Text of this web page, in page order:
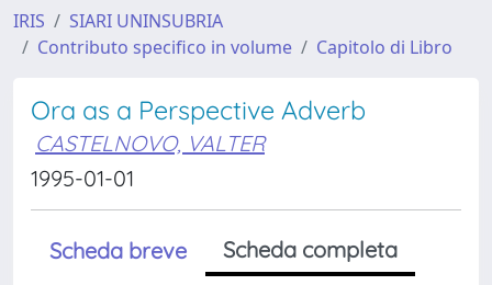
IRIS
SIARI UNINSUBRIA
Contributo specifico in volume
Capitolo di Libro
Ora as a Perspective Adverb
CASTELNOVO, VALTER
1995-01-01
Scheda breve
Scheda completa